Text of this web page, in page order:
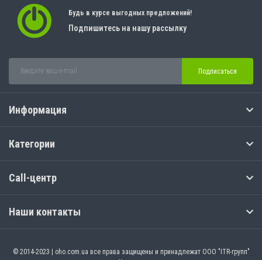
Будь в курсе выгодных предложений!
Подпишитесь на нашу рассылку
Подписаться
Информация
Категории
Call-центр
Наши контакты
© 2014-2023 | oho.com.ua все права защищены и принадлежат ООО "ITR-групп"